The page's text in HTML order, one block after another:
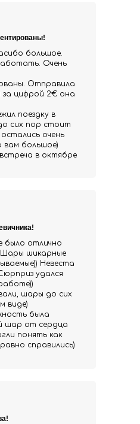
большое.
Очень
Отправила
за цифрой 2€ она
поездку в
сих пор стоит
очень
вам большое)
в октябре
было отлично
Шары шикарные
Невеста
удался
шары до сих
виде)
была
шар от сердца
понять как
справились)